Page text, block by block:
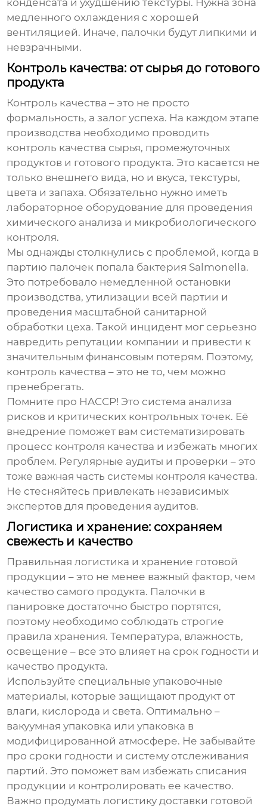
конденсата и ухудшению текстуры. Нужна зона
медленного охлаждения с хорошей
вентиляцией. Иначе, палочки будут липкими и
невзрачными.
Контроль качества: от сырья до готового
продукта
Контроль качества – это не просто
формальность, а залог успеха. На каждом этапе
производства необходимо проводить
контроль качества сырья, промежуточных
продуктов и готового продукта. Это касается не
только внешнего вида, но и вкуса, текстуры,
цвета и запаха. Обязательно нужно иметь
лабораторное оборудование для проведения
химического анализа и микробиологического
контроля.
Мы однажды столкнулись с проблемой, когда в
партию палочек попала бактерия Salmonella.
Это потребовало немедленной остановки
производства, утилизации всей партии и
проведения масштабной санитарной
обработки цеха. Такой инцидент мог серьезно
навредить репутации компании и привести к
значительным финансовым потерям. Поэтому,
контроль качества – это не то, чем можно
пренебрегать.
Помните про HACCP! Это система анализа
рисков и критических контрольных точек. Её
внедрение поможет вам систематизировать
процесс контроля качества и избежать многих
проблем. Регулярные аудиты и проверки – это
тоже важная часть системы контроля качества.
Не стесняйтесь привлекать независимых
экспертов для проведения аудитов.
Логистика и хранение: сохраняем
свежесть и качество
Правильная логистика и хранение готовой
продукции – это не менее важный фактор, чем
качество самого продукта. Палочки в
панировке достаточно быстро портятся,
поэтому необходимо соблюдать строгие
правила хранения. Температура, влажность,
освещение – все это влияет на срок годности и
качество продукта.
Используйте специальные упаковочные
материалы, которые защищают продукт от
влаги, кислорода и света. Оптимально –
вакуумная упаковка или упаковка в
модифицированной атмосфере. Не забывайте
про сроки годности и систему отслеживания
партий. Это поможет вам избежать списания
продукции и контролировать ее качество.
Важно продумать логистику доставки готовой